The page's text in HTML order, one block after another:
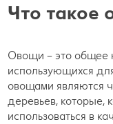
Что такое
Овощи – это общее
использующихся
овощами являются
деревьев, которые,
использоваться в